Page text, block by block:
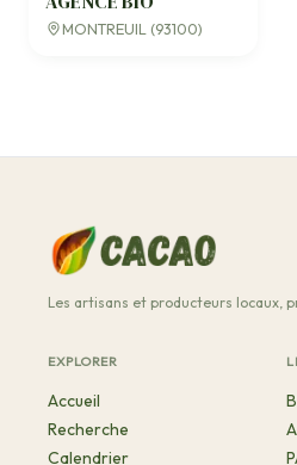
MONTREUIL (93100)
Les artisans et producteurs locaux,
EXPLORER
Accueil
Recherche
Calendrier